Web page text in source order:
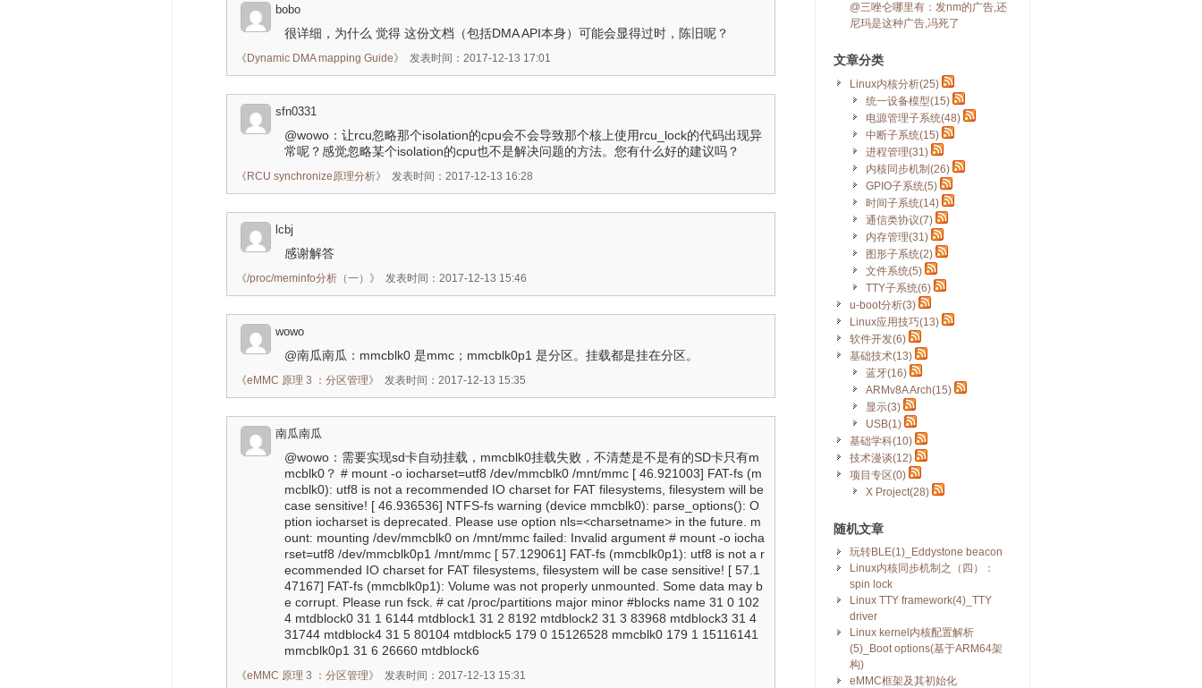
bobo
很详细，为什么 觉得 这份文档（包括DMA API本身）可能会显得过时，陈旧呢？
《 Dynamic DMA mapping Guide》 发表时间：2017-12-13 17:01
sfn0331
@wowo：让rcu忽略那个isolation的cpu会不会导致那个核上使用rcu_lock的代码出现异
常呢？感觉忽略某个isolation的cpu也不是解决问题的方法。您有什么好的建议吗？
《 RCU synchronize原理分析》 发表时间：2017-12-13 16:28
lcbj
感谢解答
《/proc/meminfo分析（一） 》 发表时间：2017-12-13 15:46
wowo
@南瓜南瓜：mmcblk0 是mmc；mmcblk0p1 是分区。挂载都是挂在分区。
《eMMC 原理 3 ：分区管理》 发表时间：2017-12-13 15:35
南瓜南瓜
@wowo：需要实现sd卡自动挂载，mmcblk0挂载失败，不清楚是不是有的SD卡只有m
mcblk0？ # mount -o iocharset=utf8 /dev/mmcblk0 /mnt/mmc [ 46.921003] FAT-fs (m
mcblk0): utf8 is not a recommended IO charset for FAT filesystems, filesystem will be
case sensitive! [ 46.936536] NTFS-fs warning (device mmcblk0): parse_options(): O
ption iocharset is deprecated. Please use option nls=<charsetname> in the future. m
ount: mounting /dev/mmcblk0 on /mnt/mmc failed: Invalid argument # mount -o iocha
rset=utf8 /dev/mmcblk0p1 /mnt/mmc [ 57.129061] FAT-fs (mmcblk0p1): utf8 is not a r
ecommended IO charset for FAT filesystems, filesystem will be case sensitive! [ 57.1
47167] FAT-fs (mmcblk0p1): Volume was not properly unmounted. Some data may b
e corrupt. Please run fsck. # cat /proc/partitions major minor #blocks name 31 0 102
4 mtdblock0 31 1 6144 mtdblock1 31 2 8192 mtdblock2 31 3 83968 mtdblock3 31 4
31744 mtdblock4 31 5 80104 mtdblock5 179 0 15126528 mmcblk0 179 1 15116141
mmcblk0p1 31 6 26660 mtdblock6
《eMMC 原理 3 ：分区管理》 发表时间：2017-12-13 15:31
@三唑仑哪里有：发nm的广告,还
尼玛是这种广告,冯死了
文章分类
Linux内核分析(25)
统一设备模型(15)
电源管理子系统(48)
中断子系统(15)
进程管理(31)
内核同步机制(26)
GPIO子系统(5)
时间子系统(14)
通信类协议(7)
内存管理(31)
图形子系统(2)
文件系统(5)
TTY子系统(6)
u-boot分析(3)
Linux应用技巧(13)
软件开发(6)
基础技术(13)
蓝牙(16)
ARMv8A Arch(15)
显示(3)
USB(1)
基础学科(10)
技术漫谈(12)
项目专区(0)
X Project(28)
随机文章
玩转BLE(1)_Eddystone beacon
Linux内核同步机制之（四）：
spin lock
Linux TTY framework(4)_TTY
driver
Linux kernel内核配置解析
(5)_Boot options(基于ARM64架
构)
eMMC框架及其初始化